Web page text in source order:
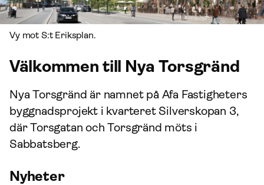
Vy mot S:t Eriksplan.
Välkommen till Nya Torsgränd
Nya Torsgränd är namnet på Afa Fastigheters
byggnadsprojekt i kvarteret Silverskopan 3,
där Torsgatan och Torsgränd möts i
Sabbatsberg.
Nyheter